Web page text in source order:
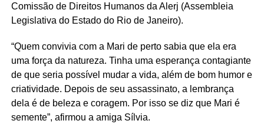
Comissão de Direitos Humanos da Alerj (Assembleia
Legislativa do Estado do Rio de Janeiro).
“Quem convivia com a Mari de perto sabia que ela era
uma força da natureza. Tinha uma esperança contagiante
de que seria possível mudar a vida, além de bom humor e
criatividade. Depois de seu assassinato, a lembrança
dela é de beleza e coragem. Por isso se diz que Mari é
semente”, afirmou a amiga Sílvia.